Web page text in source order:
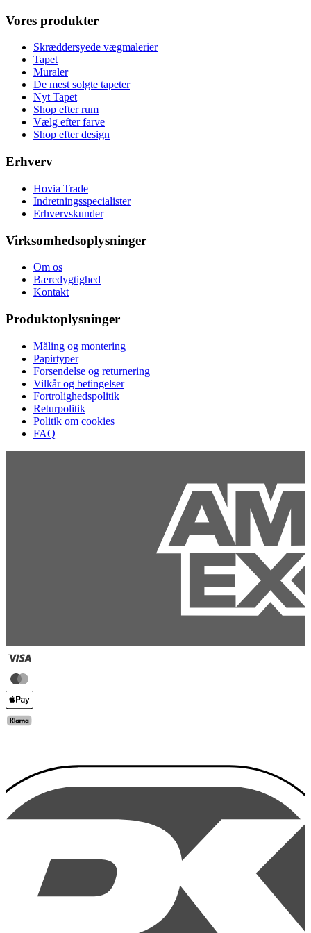
Vores produkter
Skræddersyede vægmalerier
Tapet
Muraler
De mest solgte tapeter
Nyt Tapet
Shop efter rum
Vælg efter farve
Shop efter design
Erhverv
Hovia Trade
Indretningsspecialister
Erhvervskunder
Virksomhedsoplysninger
Om os
Bæredygtighed
Kontakt
Produktoplysninger
Måling og montering
Papirtyper
Forsendelse og returnering
Vilkår og betingelser
Fortrolighedspolitik
Returpolitik
Politik om cookies
FAQ